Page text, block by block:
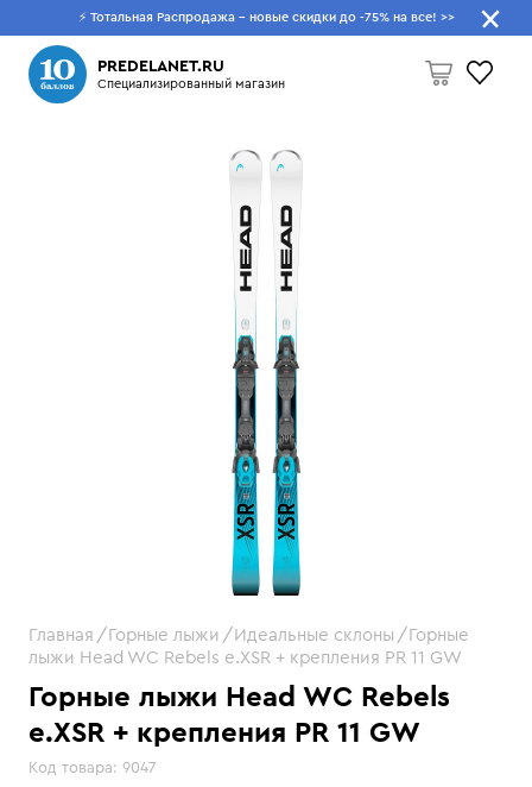
⚡ Тотальная Распродажа - новые скидки до -75% на все! >>
PREDELANET.RU
Специализированный магазин
Что будем искать?
Главная Горные лыжи Идеальные склоны
Горные
лыжи Head WC Rebels e.XSR + крепления PR 11 GW
Горные лыжи Head WC Rebels
e.XSR + крепления PR 11 GW
Код товара: 9047